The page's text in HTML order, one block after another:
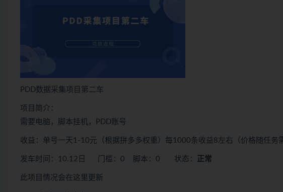
PDD数据采集项目第二车
项目简介：
需要电脑，脚本挂机，PDD账号
收益：单号一天1-10元（根据拼多多权重）每1000条收益8左右（价格随任务
发车时间：10.12日 门槛：0 脚本：0 状态： 正常
此项目情况会在这里更新